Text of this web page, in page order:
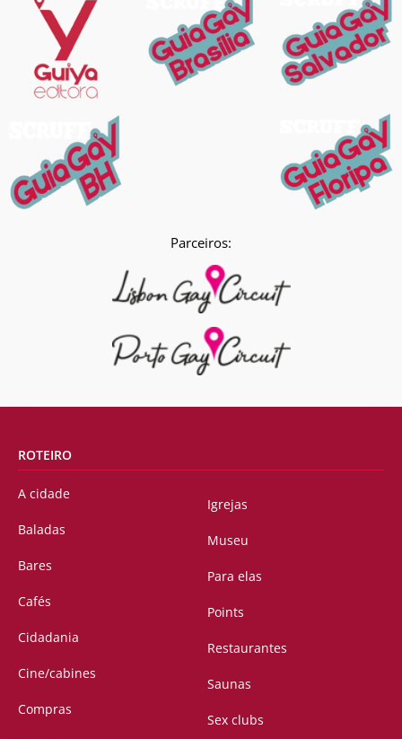
Parceiros:
ROTEIRO
A cidade
Baladas
Bares
Cafés
Cidadania
Cine/cabines
Compras
Igrejas
Museu
Para elas
Points
Restaurantes
Saunas
Sex clubs